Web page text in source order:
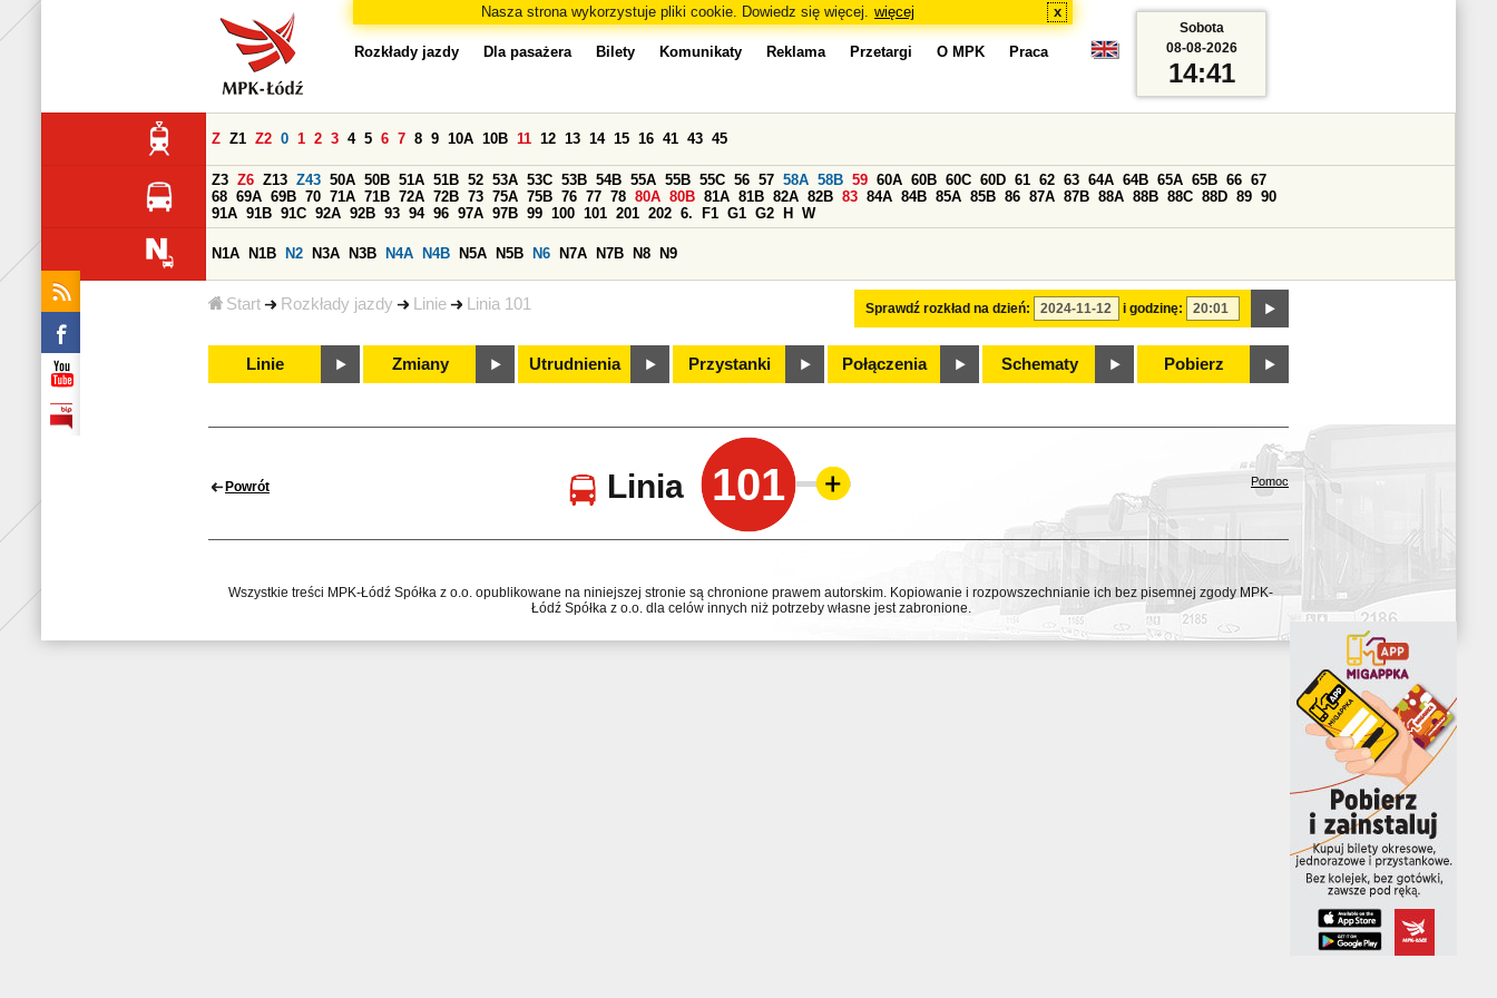
Nasza strona wykorzystuje pliki cookie. Dowiedz się więcej. więcej x
Start Rozkłady jazdy Linie Linia 101
Rozkłady jazdy Dla pasażera Bilety Komunikaty Reklama Przetargi O MPK Praca
Sprawdź rozkład na dzień: i godzinę:
Z Z1 Z2 0 1 2 3 4 5 6 7 8 9 10A 10B 11 12 13 14 15 16 41 43 45
Z3 Z6 Z13 Z43 50A 50B 51A 51B 52 53A 53C 53B 54B 55A 55B 55C 56 57 58A 58B 59 60A 60B 60C 60D 61 62 63 64A 64B 65A 65B 66 67
68 69A 69B 70 71A 71B 72A 72B 73 75A 75B 76 77 78 80A 80B 81A 81B 82A 82B 83 84A 84B 85A 85B 86 87A 87B 88A 88B 88C 88D 89 90
91A 91B 91C 92A 92B 93 94 96 97A 97B 99 100 101 201 202 6. F1 G1 G2 H W
N1A N1B N2 N3A N3B N4A N4B N5A N5B N6 N7A N7B N8 N9
Linie Zmiany Utrudnienia Przystanki Połączenia Schematy Pobierz
Sobota
08-08-2026
14:41
Powrót Linia 101 Pomoc
Wszystkie treści MPK-Łódź Spółka z o.o. opublikowane na niniejszej stronie są chronione prawem autorskim. Kopiowanie i rozpowszechnianie ich bez pisemnej zgody MPK-
Łódź Spółka z o.o. dla celów innych niż potrzeby własne jest zabronione.